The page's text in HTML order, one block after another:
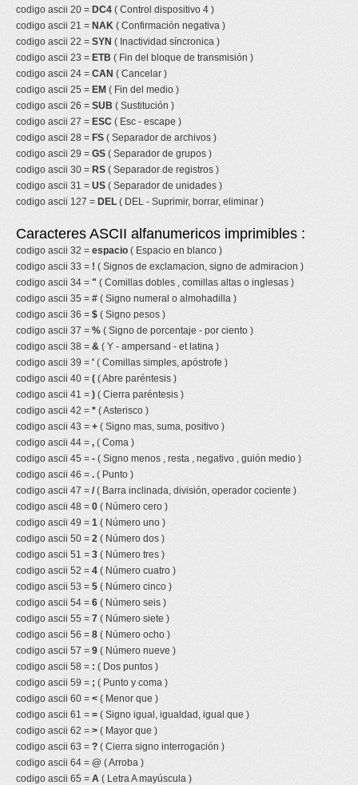
codigo ascii 20 = DC4 ( Control dispositivo 4 )
codigo ascii 21 = NAK ( Confirmación negativa )
codigo ascii 22 = SYN ( Inactividad síncronica )
codigo ascii 23 = ETB ( Fin del bloque de transmisión )
codigo ascii 24 = CAN ( Cancelar )
codigo ascii 25 = EM ( Fin del medio )
codigo ascii 26 = SUB ( Sustitución )
codigo ascii 27 = ESC ( Esc - escape )
codigo ascii 28 = FS ( Separador de archivos )
codigo ascii 29 = GS ( Separador de grupos )
codigo ascii 30 = RS ( Separador de registros )
codigo ascii 31 = US ( Separador de unidades )
codigo ascii 127 = DEL ( DEL - Suprimir, borrar, eliminar )
Caracteres ASCII alfanumericos imprimibles :
codigo ascii 32 = espacio ( Espacio en blanco )
codigo ascii 33 = ! ( Signos de exclamacion, signo de admiracion )
codigo ascii 34 = " ( Comillas dobles , comillas altas o inglesas )
codigo ascii 35 = # ( Signo numeral o almohadilla )
codigo ascii 36 = $ ( Signo pesos )
codigo ascii 37 = % ( Signo de porcentaje - por ciento )
codigo ascii 38 = & ( Y - ampersand - et latina )
codigo ascii 39 = ' ( Comillas simples, apóstrofe )
codigo ascii 40 = ( ( Abre paréntesis )
codigo ascii 41 = ) ( Cierra paréntesis )
codigo ascii 42 = * ( Asterisco )
codigo ascii 43 = + ( Signo mas, suma, positivo )
codigo ascii 44 = , ( Coma )
codigo ascii 45 = - ( Signo menos , resta , negativo , guión medio )
codigo ascii 46 = . ( Punto )
codigo ascii 47 = /( Barra inclinada, división, operador cociente )
codigo ascii 48 = 0 ( Número cero )
codigo ascii 49 = 1 ( Número uno )
codigo ascii 50 = 2 ( Número dos )
codigo ascii 51 = 3 ( Número tres )
codigo ascii 52 = 4 ( Número cuatro )
codigo ascii 53 = 5 ( Número cinco )
codigo ascii 54 = 6 ( Número seis )
codigo ascii 55 = 7 ( Número siete )
codigo ascii 56 = 8 ( Número ocho )
codigo ascii 57 = 9 ( Número nueve )
codigo ascii 58 = : ( Dos puntos )
codigo ascii 59 = ; ( Punto y coma )
codigo ascii 60 = < ( Menor que )
codigo ascii 61 = = ( Signo igual, igualdad, igual que )
codigo ascii 62 = > ( Mayor que )
codigo ascii 63 = ? ( Cierra signo interrogación )
codigo ascii 64 = @ ( Arroba )
codigo ascii 65 = A ( Letra A mayúscula )